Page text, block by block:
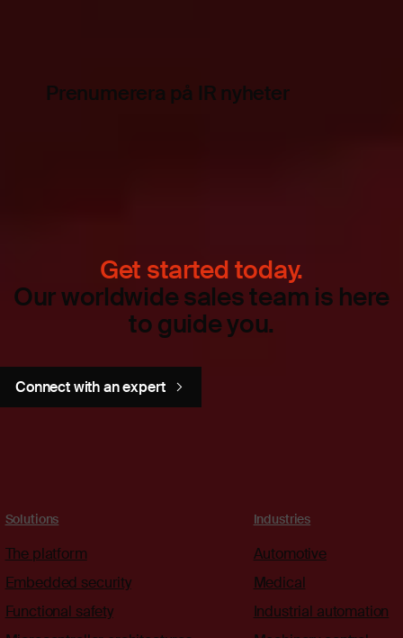
Prenumerera på IR nyheter
Get started today.
Our worldwide sales team is here
to guide you.
Connect with an expert
Solutions
The platform
Embedded security
Functional safety
Industries
Automotive
Medical
Industrial automation